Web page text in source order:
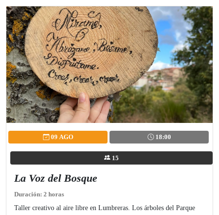
09 AGO 18:00
15
La Voz del Bosque
Duración: 2 horas
Taller creativo al aire libre en Lumbreras. Los árboles del Parque